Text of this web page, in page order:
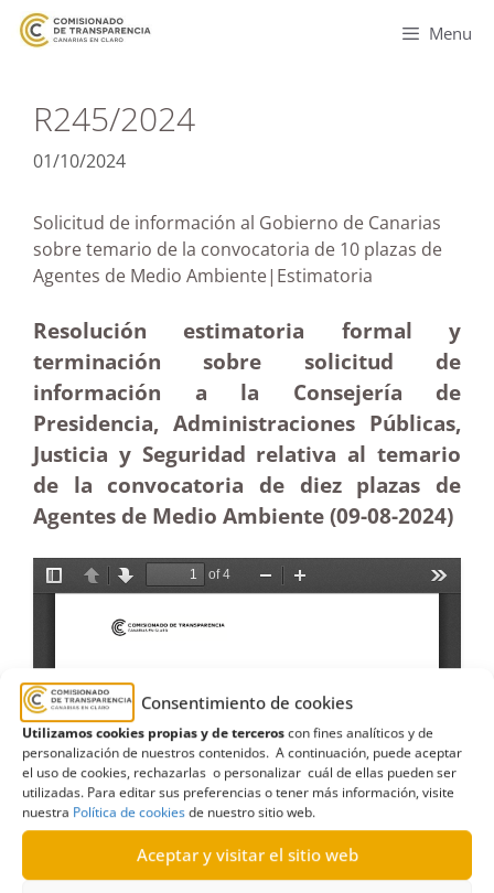
Consentimiento de cookies
Utilizamos cookies propias y de terceroscon fines analíticos y de
personalización de nuestros contenidos. A continuación, puede aceptar
el uso de cookies, rechazarlas o personalizar cuál de ellas pueden ser
utilizadas. Para editar sus preferencias o tener más información, visite
nuestra Política de cookiesde nuestro sitio web.
Aceptar y visitar el sitio web
Menu
R245/2024
01/10/2024
Solicitud de información al Gobierno de Canarias
sobre temario de la convocatoria de 10 plazas de
Agentes de Medio Ambiente|Estimatoria
Resolución estimatoria formal y
terminación sobre solicitud de
información a la Consejería de
Presidencia, Administraciones Públicas,
Justicia y Seguridad relativa al temario
de la convocatoria de diez plazas de
Agentes de Medio Ambiente (09-08-2024)